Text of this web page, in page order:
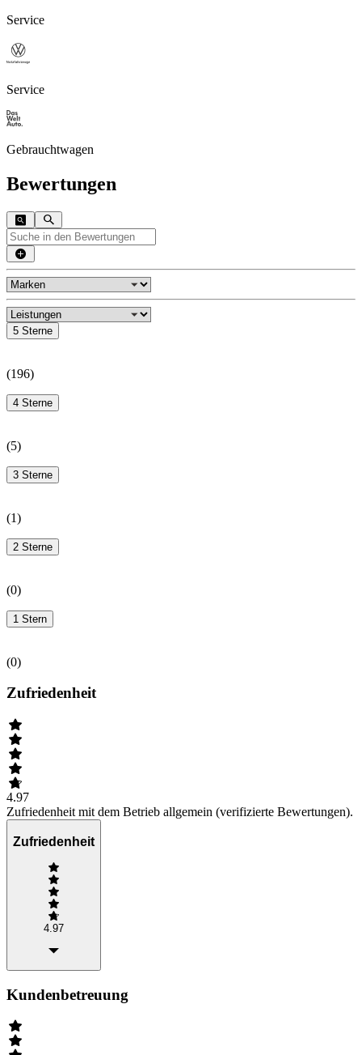
Service
Service
Gebrauchtwagen
Bewertungen
5 Sterne
(196)
4 Sterne
(5)
3 Sterne
(1)
2 Sterne
(0)
1 Stern
(0)
Zufriedenheit
4.97
Zufriedenheit mit dem Betrieb allgemein (verifizierte Bewertungen).
Zufriedenheit
4.97
Kundenbetreuung